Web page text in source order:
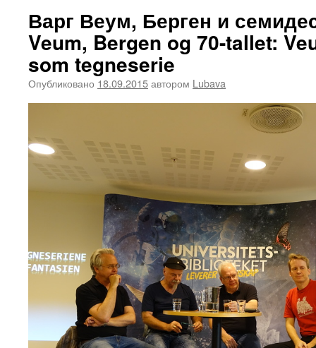
Варг Веум, Берген и
Veum, Bergen og 70-tallet:
som tegneserie
Опубликовано 18.09.2015автором Lubava